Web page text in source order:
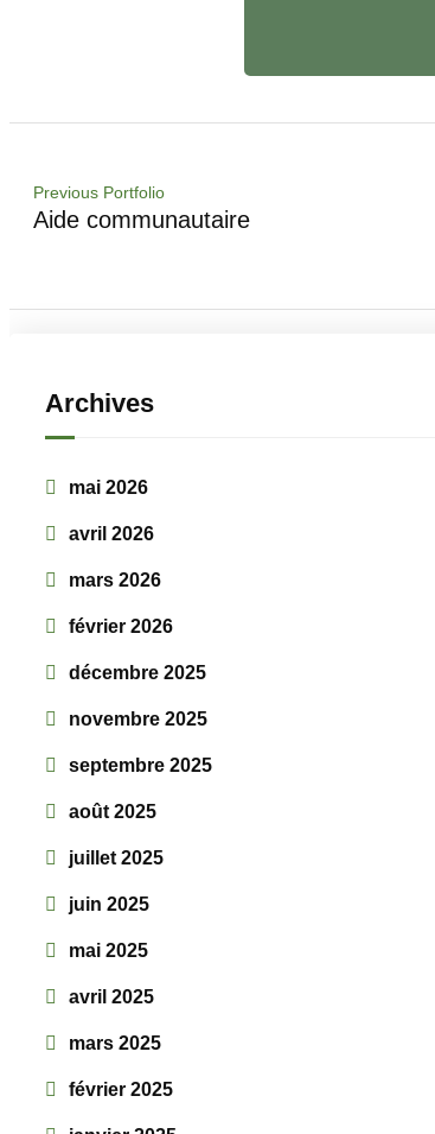
Previous Portfolio
Aide communautaire
Archives
mai 2026
avril 2026
mars 2026
février 2026
décembre 2025
novembre 2025
septembre 2025
août 2025
juillet 2025
juin 2025
mai 2025
avril 2025
mars 2025
février 2025